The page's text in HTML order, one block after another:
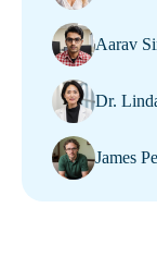
Aarav
Dr.
James